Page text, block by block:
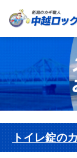
トイレ錠の